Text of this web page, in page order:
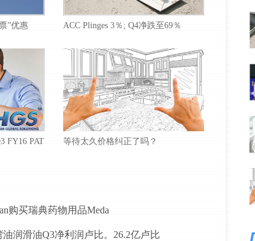
”优惠 ACC Plinges 3％; Q4净跌至69％
FY16 PAT
等待太久价格纠正了吗？
购买瑞典药物用品Meda
油润滑油Q3净利润卢比。26.2亿卢比